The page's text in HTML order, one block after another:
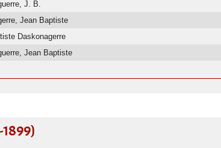
J. B.
Jean Baptiste
Daskonagerre
Jean Baptiste